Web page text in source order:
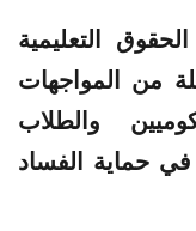
التعليمية
من المواجهات
والطلاب
في حماية الفساد